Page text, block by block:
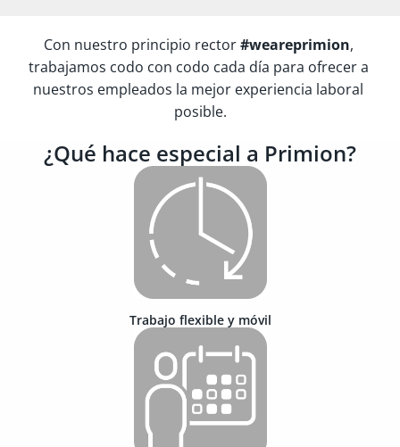
Con nuestro principio rector #weareprimion,
trabajamos codo con codo cada día para ofrecer a
nuestros empleados la mejor experiencia laboral
posible.
¿Qué hace especial a Primion?
Trabajo flexible y móvil